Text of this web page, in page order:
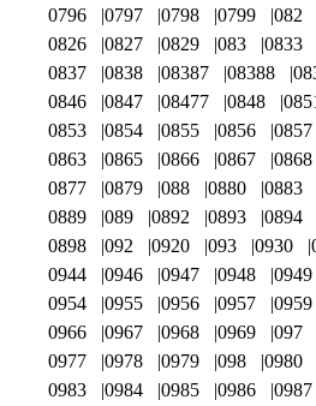
0796
0797 0798 0799 082
0826
0827 0829 083 0833
0837
0838 08387 08388
0846
0847 08477 0848
0853
0854 0855 0856 0857
0863
0865 0866 0867 0868
0877
0879 088 0880 0883
0889
089 0892 0893 0894
0898
092 0920 093 0930
0944
0946 0947 0948 0949
0954
0955 0956 0957 0959
0966
0967 0968 0969 097
0977
0978 0979 098 0980
0983
0984 0985 0986 0987